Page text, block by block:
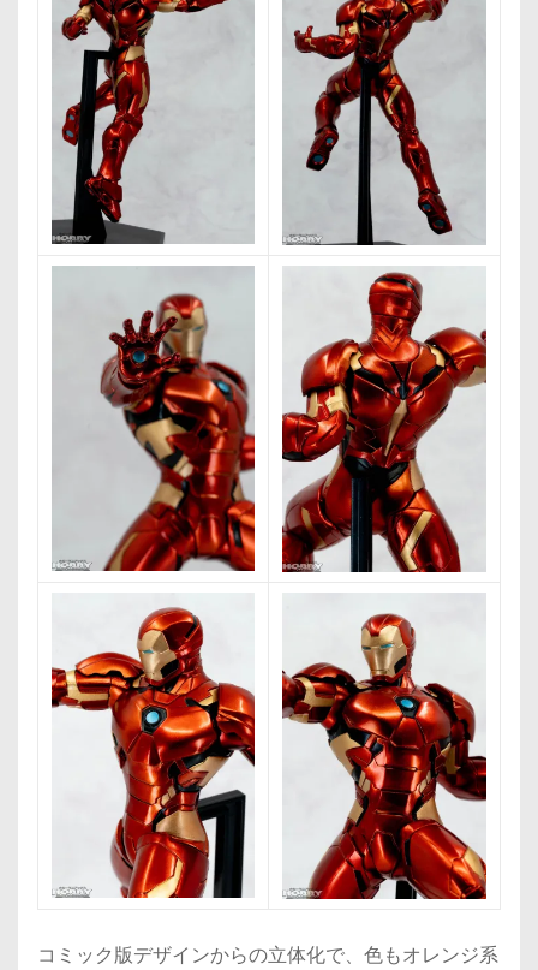
コミック版デザインからの立体化で、色もオレンジ系